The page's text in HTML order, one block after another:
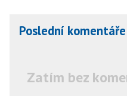
Poslední komentáře
Zatím bez